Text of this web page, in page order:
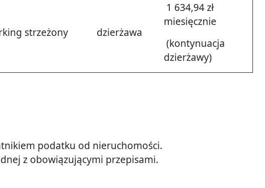
strzeżony dzierżawa
1 634,94 zł
miesięcznie
(kontynuacja
dzierżawy)
podatku od nieruchomości.
z obowiązującymi przepisami.